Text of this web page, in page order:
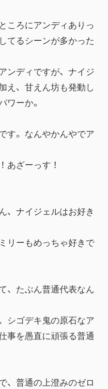
ころにアンディありっ
てるシーンが多かった
ンディですが、ナイジ
え、甘えん坊も発動し
ワーか。
す。なんやかんやでア
あざーっす！
、ナイジェルはお好き
リーもめっちゃ好きで
、たぶん普通代表なん
シゴデキ鬼の原石なア
事を愚直に頑張る普通
、普通の上澄みのゼロ